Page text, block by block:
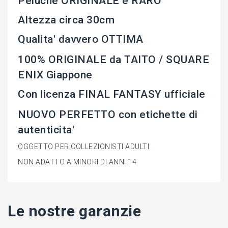
Altezza circa 30cm
Qualita' davvero OTTIMA
100% ORIGINALE da TAITO / SQUARE
ENIX Giappone
Con licenza FINAL FANTASY ufficiale
NUOVO PERFETTO con etichette di
autenticita'
OGGETTO PER COLLEZIONISTI ADULTI
NON ADATTO A MINORI DI ANNI 14
Le nostre garanzie